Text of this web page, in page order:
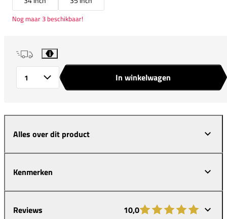
Nog maar 3 beschikbaar!
i
In winkelwagen
Alles over dit product
Kenmerken
Reviews 10,0